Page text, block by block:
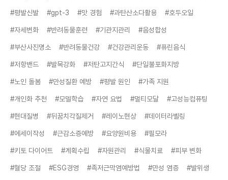
#평발신발 #gpt-3 #맛 경험 #과탄산소다활용 #호두오일
#자세변화 #반려동물훈련 #기관지관리 #음성합성
#부산사진명소 #반려동물건강 #건강관리운동 #퓨린음식
#저항밴드 #발목강화 #저탄고지간식 #단일불포화지방
#노인 돌봄 #만성질환 예방 #평발 원인 #가족 지원
#개인화 추천 #모델학습 #자연 요법 #멀티모달 #고성능컴퓨팅
#현대질병 #뒤꿈치각질제거 #레이노현상 #데이터라벨링
#에세이작성 #근감소증예방 #요양원비용 #필모라
#키토 다이어트 #계획수립 #자원관리 #식물치료 #피부 변화
#혈당 조절 #ESG경영 #족저근막염예방법 #만성 염증 #발위생